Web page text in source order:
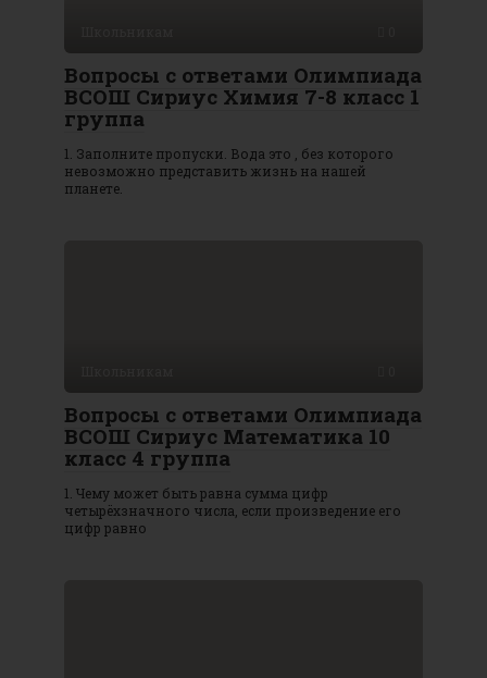
Вопросы с ответами Олимпиада
ВСОШ Сириус Химия 7-8 класс 1
группа
1. Заполните пропуски. Вода это , без которого
невозможно представить жизнь на нашей
планете.
Вопросы с ответами Олимпиада
ВСОШ Сириус Математика 10
класс 4 группа
1. Чему может быть равна сумма цифр
четырёхзначного числа, если произведение его
цифр равно